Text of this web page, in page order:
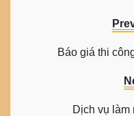
Báo giá thi
Dịch vụ làm